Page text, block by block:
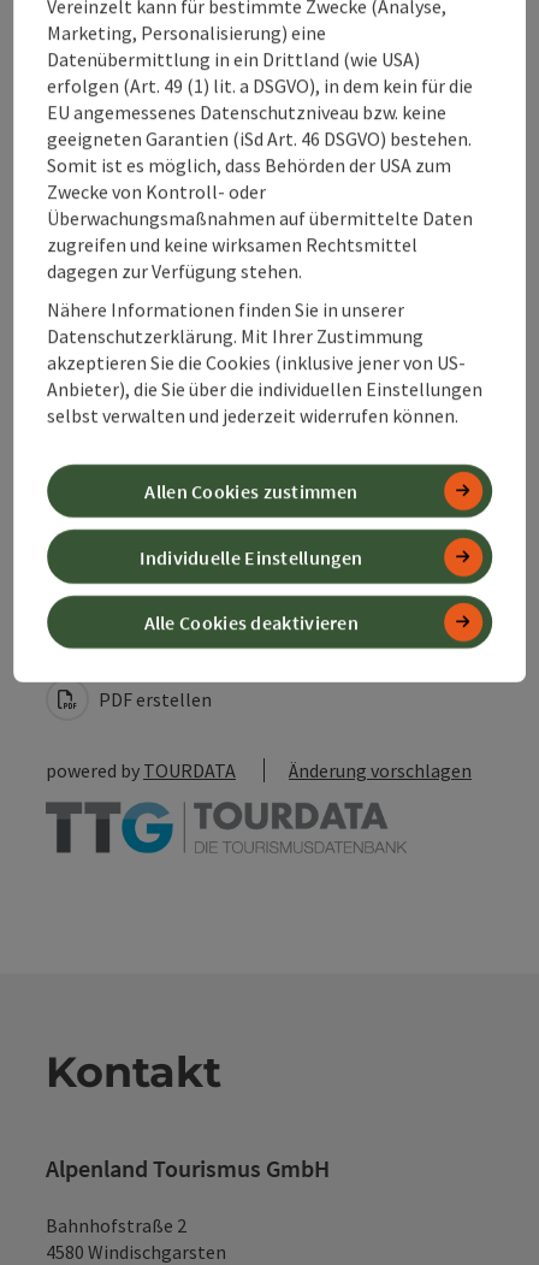
An der Strecke
Anreise/Lage
Eignung
Barrierefreiheit
Kontakt
Beitrag merken
zum Merkzettel
PDF erstellen
Beitrag drucken
In der Nähe
powered by TOURDATA Änderung vorschlagen
Kontakt
Alpenland Tourismus GmbH
Bahnhofstraße 2
4580 Windischgarsten
Vereinzelt kann für bestimmte Zwecke (Analyse,
Marketing, Personalisierung) eine
Datenübermittlung in ein Drittland (wie USA)
erfolgen (Art. 49 (1) lit. a DSGVO), in dem kein für die
EU angemessenes Datenschutzniveau bzw. keine
geeigneten Garantien (iSd Art. 46 DSGVO) bestehen.
Somit ist es möglich, dass Behörden der USA zum
Zwecke von Kontroll- oder
Überwachungsmaßnahmen auf übermittelte Daten
zugreifen und keine wirksamen Rechtsmittel
dagegen zur Verfügung stehen.
Nähere Informationen finden Sie in unserer
Datenschutzerklärung. Mit Ihrer Zustimmung
akzeptieren Sie die Cookies (inklusive jener von US-
Anbieter), die Sie über die individuellen Einstellungen
selbst verwalten und jederzeit widerrufen können.
Alle Cookies deaktivieren
Individuelle Einstellungen
Allen Cookies zustimmen